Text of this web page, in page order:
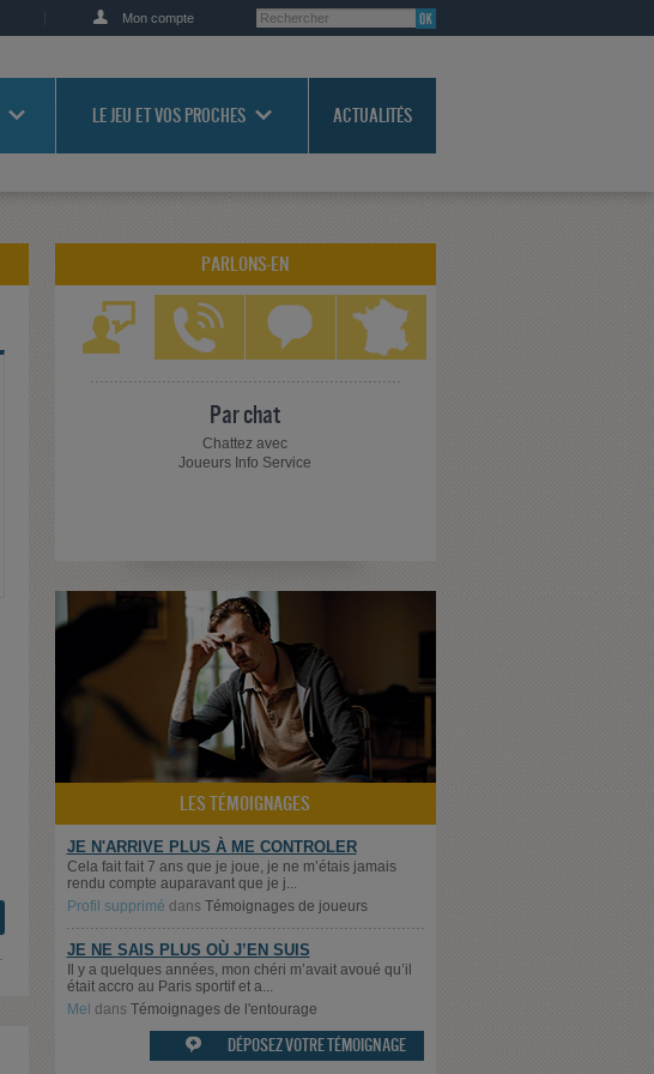
Mon compte
LE JEU ET VOS PROCHES ACTUALITÉS
PARLONS-EN
Par chat
Chattez avec
Joueurs Info Service
LES TÉMOIGNAGES
JE N'ARRIVE PLUS À ME CONTROLER
Cela fait fait 7 ans que je joue, je ne m’étais jamais
rendu compte auparavant que je j...
Profil supprimé dans Témoignages de joueurs
JE NE SAIS PLUS OÙ J’EN SUIS
Il y a quelques années, mon chéri m’avait avoué qu’il
était accro au Paris sportif et a...
Mel dans Témoignages de l'entourage
 DÉPOSEZ VOTRE TÉMOIGNAGE